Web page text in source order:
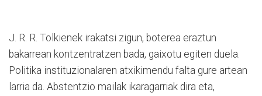
J. R. R. Tolkienek irakatsi zigun, boterea eraztun
bakarrean kontzentratzen bada, gaixotu egiten duela.
Politika instituzionalaren atxikimendu falta gure artean
larria da. Abstentzio mailak ikaragarriak dira eta,